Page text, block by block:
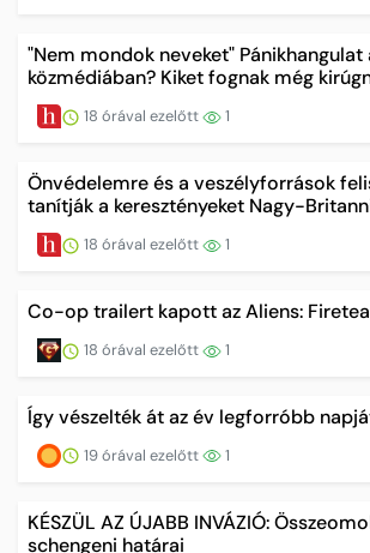
"Nem mondok neveket" Pánikhangulat
közmédiában? Kiket fognak még
18 órával ezelőtt 1
Önvédelemre és a veszélyforrások
tanítják a keresztényeket Nagy-
18 órával ezelőtt 1
Co-op trailert kapott az Aliens:
18 órával ezelőtt 1
Így vészelték át az év legforróbb
19 órával ezelőtt 1
KÉSZÜL AZ ÚJABB INVÁZIÓ:
schengeni határai